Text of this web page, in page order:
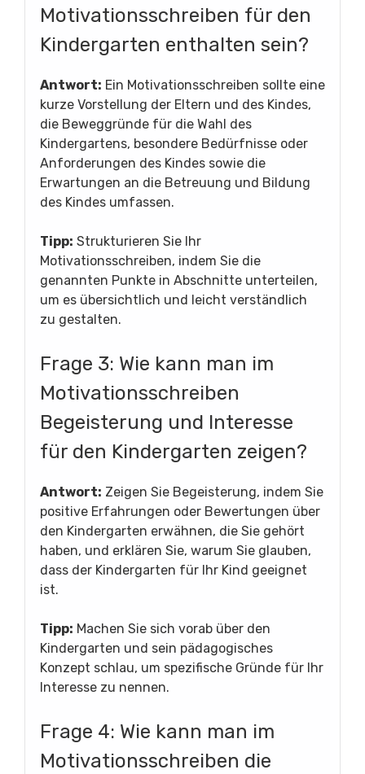
Motivationsschreiben für den
Kindergarten enthalten sein?
Antwort: Ein Motivationsschreiben sollte eine
kurze Vorstellung der Eltern und des Kindes,
die Beweggründe für die Wahl des
Kindergartens, besondere Bedürfnisse oder
Anforderungen des Kindes sowie die
Erwartungen an die Betreuung und Bildung
des Kindes umfassen.
Tipp: Strukturieren Sie Ihr
Motivationsschreiben, indem Sie die
genannten Punkte in Abschnitte unterteilen,
um es übersichtlich und leicht verständlich
zu gestalten.
Frage 3: Wie kann man im
Motivationsschreiben
Begeisterung und Interesse
für den Kindergarten zeigen?
Antwort: Zeigen Sie Begeisterung, indem Sie
positive Erfahrungen oder Bewertungen über
den Kindergarten erwähnen, die Sie gehört
haben, und erklären Sie, warum Sie glauben,
dass der Kindergarten für Ihr Kind geeignet
ist.
Tipp: Machen Sie sich vorab über den
Kindergarten und sein pädagogisches
Konzept schlau, um spezifische Gründe für Ihr
Interesse zu nennen.
Frage 4: Wie kann man im
Motivationsschreiben die